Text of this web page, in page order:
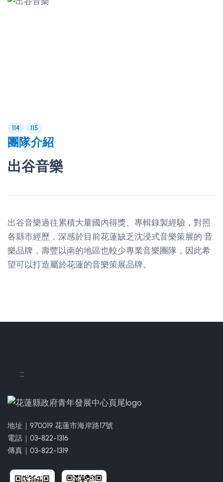
114 115
團隊介紹
出谷音樂
出谷音樂過往累積大量國內得獎、專輯錄製經驗，對照
各縣市經歷，深感於目前花蓮缺乏沈浸式音樂策展的 音
樂品牌，壽豐以南的地區也較少專業音樂團隊，因此希
望可以打造屬於花蓮的音樂策展品牌。
:::
地址｜970019 花蓮市海岸路17號
電話｜03-822-1316
傳真｜03-822-1319